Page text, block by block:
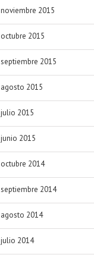
noviembre 2015
octubre 2015
septiembre 2015
agosto 2015
julio 2015
junio 2015
octubre 2014
septiembre 2014
agosto 2014
julio 2014